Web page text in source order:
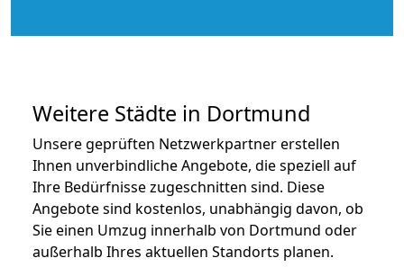
Weitere Städte in Dortmund
Unsere geprüften Netzwerkpartner erstellen
Ihnen unverbindliche Angebote, die speziell auf
Ihre Bedürfnisse zugeschnitten sind. Diese
Angebote sind kostenlos, unabhängig davon, ob
Sie einen Umzug innerhalb von Dortmund oder
außerhalb Ihres aktuellen Standorts planen.